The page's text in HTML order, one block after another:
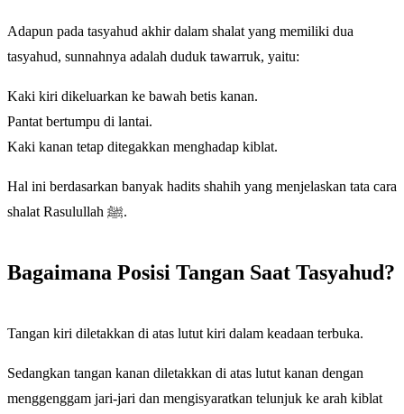
Adapun pada tasyahud akhir dalam shalat yang memiliki dua
tasyahud, sunnahnya adalah duduk tawarruk, yaitu:
Kaki kiri dikeluarkan ke bawah betis kanan.
Pantat bertumpu di lantai.
Kaki kanan tetap ditegakkan menghadap kiblat.
Hal ini berdasarkan banyak hadits shahih yang menjelaskan tata cara
shalat Rasulullah ﷺ.
Bagaimana Posisi Tangan Saat Tasyahud?
Tangan kiri diletakkan di atas lutut kiri dalam keadaan terbuka.
Sedangkan tangan kanan diletakkan di atas lutut kanan dengan
menggenggam jari-jari dan mengisyaratkan telunjuk ke arah kiblat